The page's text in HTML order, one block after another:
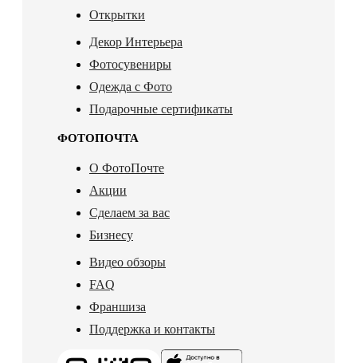
Открытки
Декор Интерьера
Фотосувениры
Одежда с Фото
Подарочные сертификаты
ФОТОПОЧТА
О ФотоПочте
Акции
Сделаем за вас
Бизнесу
Видео обзоры
FAQ
Франшиза
Поддержка и контакты